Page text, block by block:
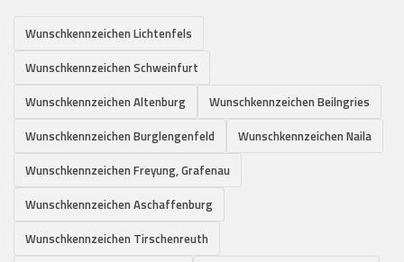
Wunschkennzeichen Lichtenfels
Wunschkennzeichen Schweinfurt
Wunschkennzeichen Altenburg
Wunschkennzeichen Beilngries
Wunschkennzeichen Burglengenfeld
Wunschkennzeichen Naila
Wunschkennzeichen Freyung, Grafenau
Wunschkennzeichen Aschaffenburg
Wunschkennzeichen Tirschenreuth